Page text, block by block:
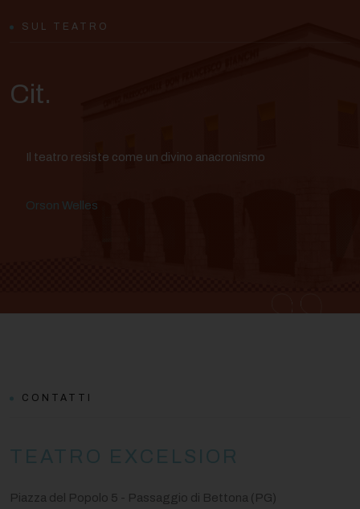
SUL TEATRO
Cit.
Il teatro resiste come un divino anacronismo
Orson Welles
CONTATTI
TEATRO EXCELSIOR
Piazza del Popolo 5 - Passaggio di Bettona (PG)